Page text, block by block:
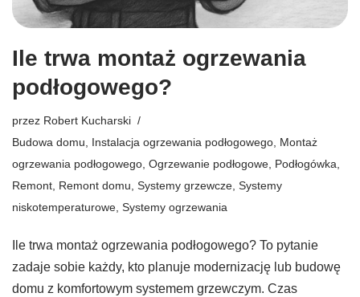
Ile trwa montaż ogrzewania
podłogowego?
przez Robert Kucharski
Budowa domu, Instalacja ogrzewania podłogowego, Montaż
ogrzewania podłogowego, Ogrzewanie podłogowe, Podłogówka,
Remont, Remont domu, Systemy grzewcze, Systemy
niskotemperaturowe, Systemy ogrzewania
Ile trwa montaż ogrzewania podłogowego? To pytanie
zadaje sobie każdy, kto planuje modernizację lub budowę
domu z komfortowym systemem grzewczym. Czas